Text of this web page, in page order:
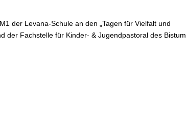
der Levana-Schule an den „Tagen für Vielfalt und
der Fachstelle für Kinder- & Jugendpastoral des Bistum